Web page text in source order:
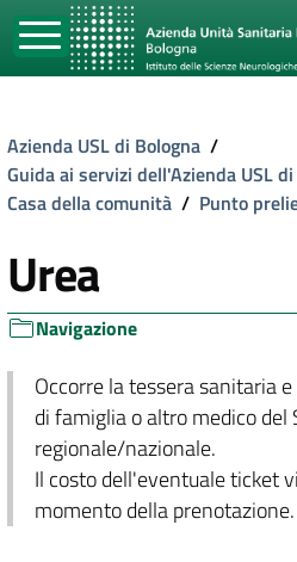
Azienda USL di Bologna /
Guida ai servizi dell'Azienda USL
Casa della comunità / Punto
Urea
Navigazione
Occorre la tessera sanitaria
di famiglia o altro medico del
regionale/nazionale.
Il costo dell'eventuale ticket
momento della prenotazione.